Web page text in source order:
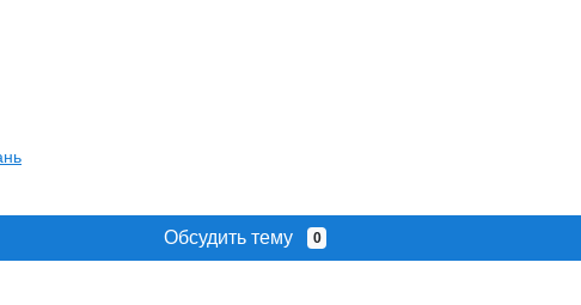
Обсудить тему 0